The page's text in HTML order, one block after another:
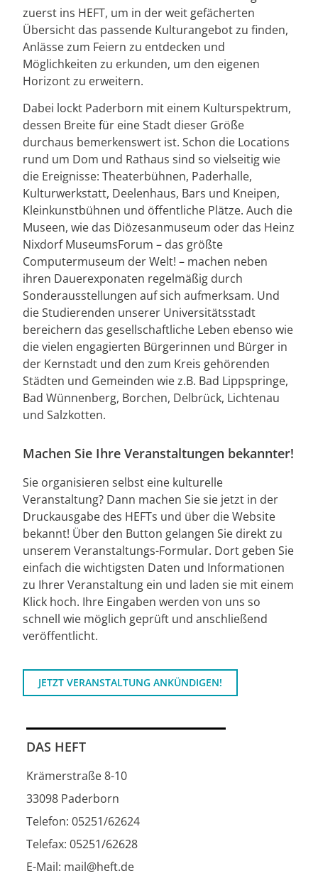
zuerst ins HEFT, um in der weit gefächerten
Übersicht das passende Kulturangebot zu finden,
Anlässe zum Feiern zu entdecken und
Möglichkeiten zu erkunden, um den eigenen
Horizont zu erweitern.
Dabei lockt Paderborn mit einem Kulturspektrum,
dessen Breite für eine Stadt dieser Größe
durchaus bemerkenswert ist. Schon die Locations
rund um Dom und Rathaus sind so vielseitig wie
die Ereignisse: Theaterbühnen, Paderhalle,
Kulturwerkstatt, Deelenhaus, Bars und Kneipen,
Kleinkunstbühnen und öffentliche Plätze. Auch die
Museen, wie das Diözesanmuseum oder das Heinz
Nixdorf MuseumsForum – das größte
Computermuseum der Welt! – machen neben
ihren Dauerexponaten regelmäßig durch
Sonderausstellungen auf sich aufmerksam. Und
die Studierenden unserer Universitätsstadt
bereichern das gesellschaftliche Leben ebenso wie
die vielen engagierten Bürgerinnen und Bürger in
der Kernstadt und den zum Kreis gehörenden
Städten und Gemeinden wie z.B. Bad Lippspringe,
Bad Wünnenberg, Borchen, Delbrück, Lichtenau
und Salzkotten.
Machen Sie Ihre Veranstaltungen bekannter!
Sie organisieren selbst eine kulturelle
Veranstaltung? Dann machen Sie sie jetzt in der
Druckausgabe des HEFTs und über die Website
bekannt! Über den Button gelangen Sie direkt zu
unserem Veranstaltungs-Formular. Dort geben Sie
einfach die wichtigsten Daten und Informationen
zu Ihrer Veranstaltung ein und laden sie mit einem
Klick hoch. Ihre Eingaben werden von uns so
schnell wie möglich geprüft und anschließend
veröffentlicht.
JETZT VERANSTALTUNG ANKÜNDIGEN!
DAS HEFT
Krämerstraße 8-10
33098 Paderborn
Telefon: 05251/62624
Telefax: 05251/62628
E-Mail: mail@heft.de